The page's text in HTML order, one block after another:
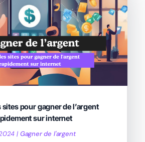
sites pour gagner de l’argent
sur internet
| Gagner de l'argent